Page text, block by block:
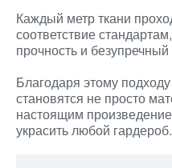
Каждый метр ткани
соответствие
прочность и
Благодаря этому
становятся не просто
настоящим
украсить любой гардероб.